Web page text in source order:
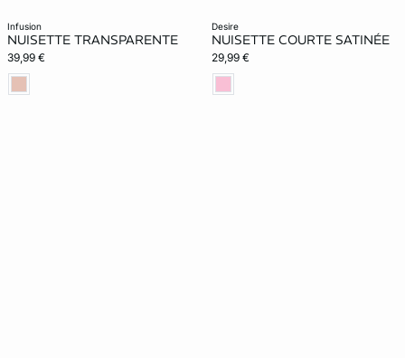
infusion
NUISETTE TRANSPARENTE
39,99 €
desire
NUISETTE COURTE SATINÉE
29,99 €